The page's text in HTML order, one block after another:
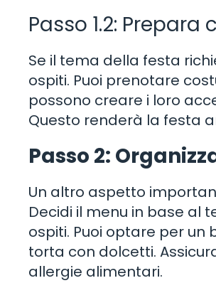
Passo 1.2:
Se il tema della festa
ospiti. Puoi prenotare
possono creare i loro
Questo renderà la festa
Passo 2:
Un altro aspetto
Decidi il menu in base al
ospiti. Puoi optare per
torta con dolcetti.
allergie alimentari.